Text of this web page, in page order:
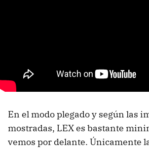
En el modo plegado y según las
mostradas, LEX es bastante
vemos por delante. Únicamente